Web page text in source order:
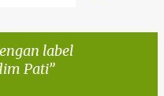
label
Pati